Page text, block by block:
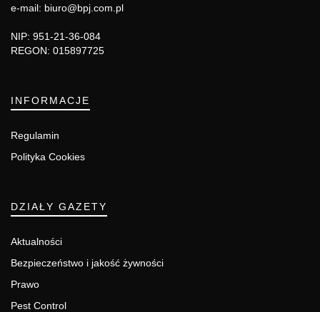
e-mail: biuro@bpj.com.pl
NIP: 951-21-36-084
REGON: 015897725
INFORMACJE
Regulamin
Polityka Cookies
DZIAŁY GAZETY
Aktualności
Bezpieczeństwo i jakość żywności
Prawo
Pest Control